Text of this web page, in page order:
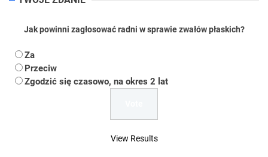
Jak powinni zagłosować radni w sprawie zwałów płaskich?
Za
Przeciw
Zgodzić się czasowo, na okres 2 lat
View Results